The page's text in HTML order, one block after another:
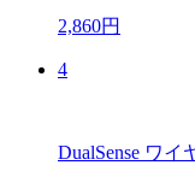
2,860円
4
DualSense ワ